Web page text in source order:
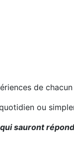
de
ou
sauront